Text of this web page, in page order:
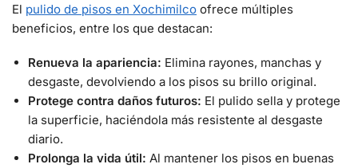
El pulido de pisos en Xochimilco ofrece múltiples
beneficios, entre los que destacan:
Renueva la apariencia: Elimina rayones, manchas y
desgaste, devolviendo a los pisos su brillo original.
Protege contra daños futuros: El pulido sella y protege
la superficie, haciéndola más resistente al desgaste
diario.
Prolonga la vida útil: Al mantener los pisos en buenas